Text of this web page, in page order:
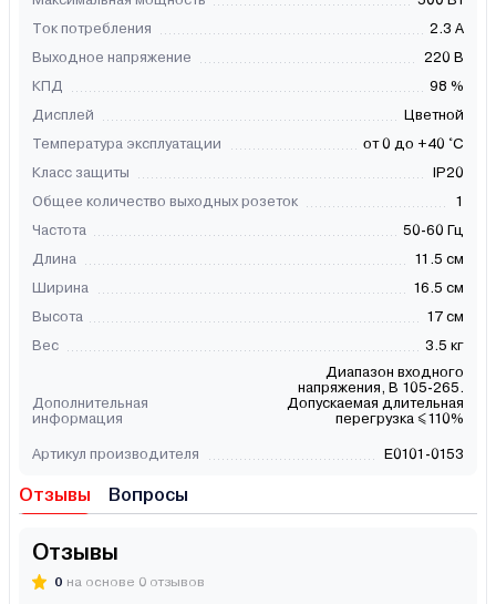
Ток потребления
2.3 А
Выходное напряжение
220 В
КПД
98 %
Дисплей
Цветной
Температура эксплуатации
от 0 до +40 °С
Класс защиты
IP20
Общее количество выходных розеток
1
Частота
50-60 Гц
Длина
11.5 см
Ширина
16.5 см
Высота
17 см
Вес
3.5 кг
Дополнительная
информация
Диапазон входного
напряжения, В 105-265.
Допускаемая длительная
перегрузка ≤110%
Артикул производителя Е0101-0153
Отзывы Вопросы
Отзывы
0 на основе 0 отзывов